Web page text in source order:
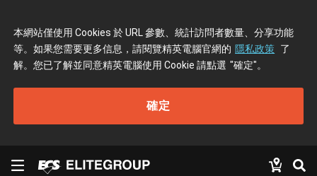
本網站僅使用 Cookies 於 URL 參數、統計訪問者數量、分享功能
等。如果您需要更多信息，請閱覽精英電腦官網的 隱私政策 了
解。您已了解並同意精英電腦使用 Cookie 請點選 "確定"。
確定